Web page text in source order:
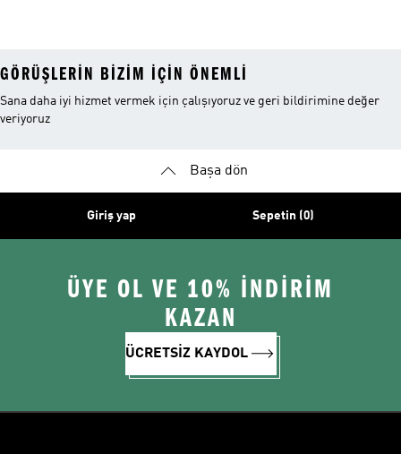
GÖRÜŞLERIN BIZIM IÇIN ÖNEMLI
Sana daha iyi hizmet vermek için çalışıyoruz ve geri bildirimine değer
veriyoruz
Başa dön
Giriş yap Sepetin (0)
ÜYE OL VE 10% İNDİRİM
KAZAN
ÜCRETSİZ KAYDOL